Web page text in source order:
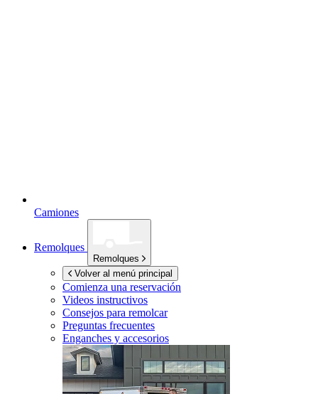
Camiones
Remolques
Remolques
Volver al menú principal
Comienza una reservación
Videos instructivos
Consejos para remolcar
Preguntas frecuentes
Enganches y accesorios